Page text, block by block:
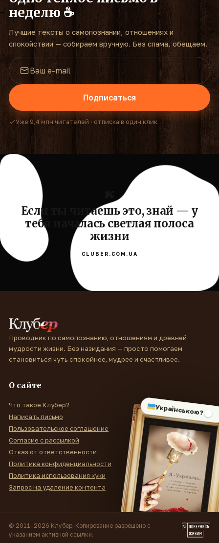
неделю ☕
Лучшие тексты о самопознании, отношениях и
спокойствии — собираем вручную. Без спама, обещаем.
Подписаться
Уже 9,4 млн читателей · отписка в один клик
Если ты читаешь это, знай — у
тебя началась светлая полоса
жизни
CLUBER.COM.UA
Українською?
Проводник по самопознанию, отношениям и древней
мудрости жизни. Без назидания — просто помогаем
становиться чуть спокойнее, мудрее и счастливее.
О сайте
Что такое Клубер?
Написать письмо
Пользовательское соглашение
Согласие с рассылкой
Отказ от ответственности
Политика конфиденциальности
Политика использования куки
Запрос на удаление контента
© 2011–2026 Клубер. Копирование разрешено с
указанием активной ссылки.